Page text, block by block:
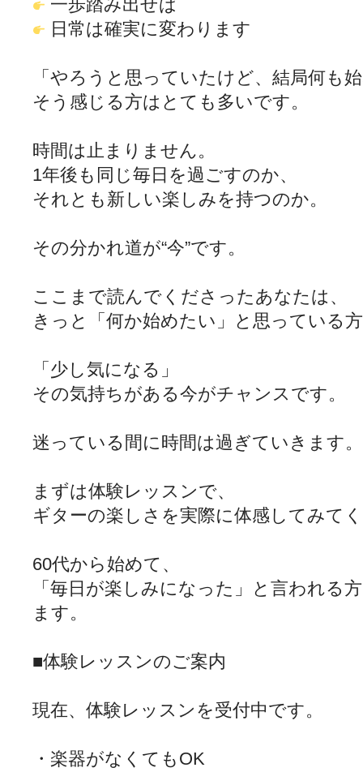
一歩踏み出せば
日常は確実に変わります
「やろうと思っていたけど、結局何も
そう感じる方はとても多いです。
時間は止まりません。
1年後も同じ毎日を過ごすのか、
それとも新しい楽しみを持つのか。
その分かれ道が“今”です。
ここまで読んでくださったあなたは、
きっと「何か始めたい」と思っている
「少し気になる」
その気持ちがある今がチャンスです。
迷っている間に時間は過ぎていきます。
まずは体験レッスンで、
ギターの楽しさを実際に体感してみて
60代から始めて、
「毎日が楽しみになった」と言われる
ます。
■体験レッスンのご案内
現在、体験レッスンを受付中です。
・楽器がなくてもOK